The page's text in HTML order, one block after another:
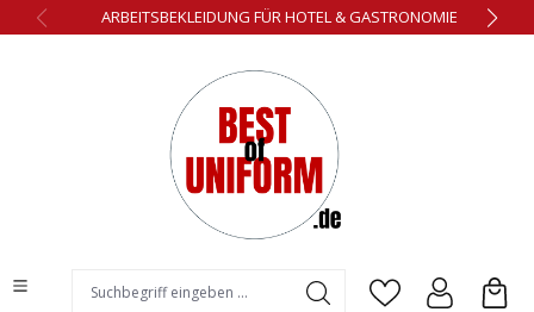
springenARBEITSBEKLEIDUNG FÜR HOTEL & GASTRONOMIE